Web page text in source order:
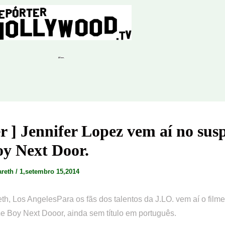
] Jennifer Lopez vem aí no
Next Door.
/ 1,setembro 15,2014
Los AngelesPara os fãs dos talentos da J.LO. vem aí o
Boy Next Dooor, ainda sem título em português.